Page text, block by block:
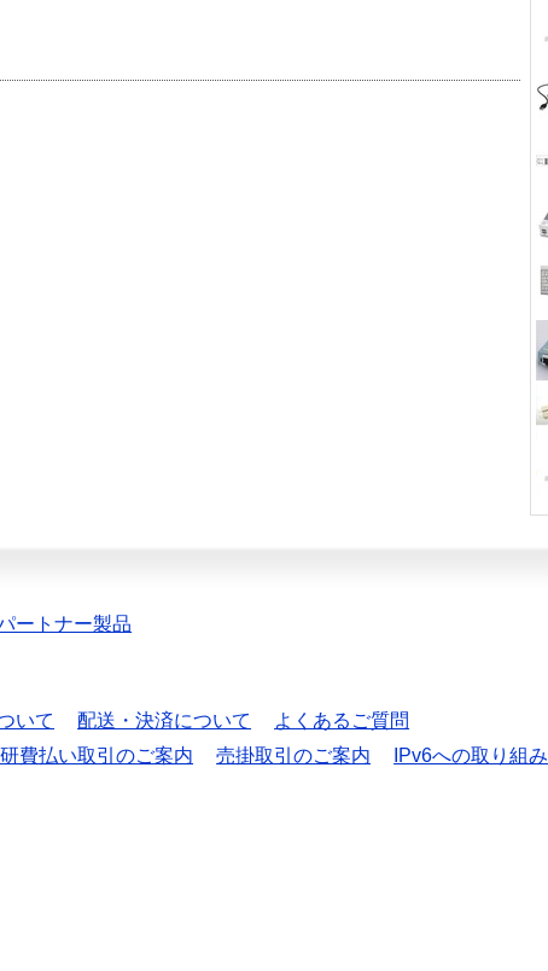
ートナー製品
いて 配送・決済について
よくあるご質問
費払い取引のご案内 売掛取引のご案内
IPv6への取り組み